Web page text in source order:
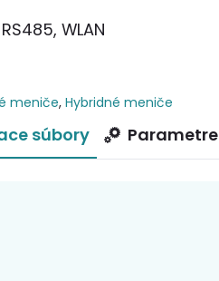
WLAN
meniče,Hybridné meniče
súbory Parametre